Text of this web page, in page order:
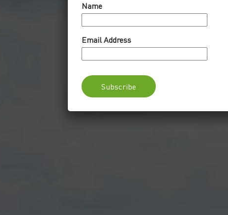
Name
Email Address